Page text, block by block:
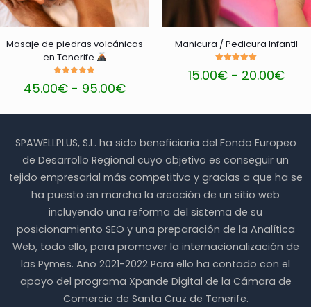
la
página
de
producto
Masaje de piedras volcánicas
en Tenerife
con
45.00€ - 95.00€Rango
precios:
45.00€
hasta
95.00€
múltiples
variantes.
opciones
se
pueden
elegir
en
la
página
de
producto
Manicura / Pedicura Infantil
con
15.00€ - 20.00€
variantes.
Las
opciones
se
pueden
elegir
en
la
página
de
producto
SPAWELLPLUS, S.L. ha sido beneficiaria del Fondo Europeo
de Desarrollo Regional cuyo objetivo es conseguir un
tejido empresarial más competitivo y gracias a que ha se
ha puesto en marcha la creación de un sitio web
incluyendo una reforma del sistema de su
posicionamiento SEO y una preparación de la Analítica
Web, todo ello, para promover la internacionalización de
las Pymes. Año 2021-2022 Para ello ha contado con el
apoyo del programa Xpande Digital de la Cámara de
Comercio de Santa Cruz de Tenerife.